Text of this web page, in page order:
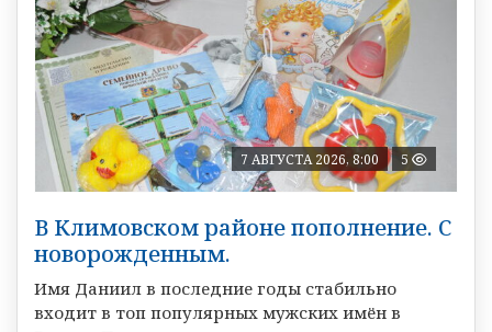
7 АВГУСТА 2026, 8:00 5
В Климовском районе пополнение. С
новорожденным.
Имя Даниил в последние годы стабильно
входит в топ популярных мужских имён в